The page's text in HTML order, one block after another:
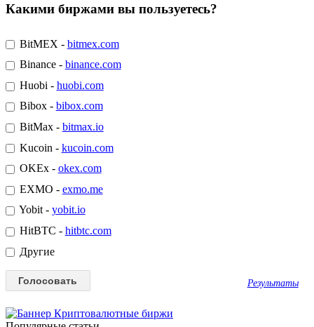
Какими биржами вы пользуетесь?
BitMEX - bitmex.com
Binance - binance.com
Huobi - huobi.com
Bibox - bibox.com
BitMax - bitmax.io
Kucoin - kucoin.com
OKEx - okex.com
EXMO - exmo.me
Yobit - yobit.io
HitBTC - hitbtc.com
Другие
Результаты